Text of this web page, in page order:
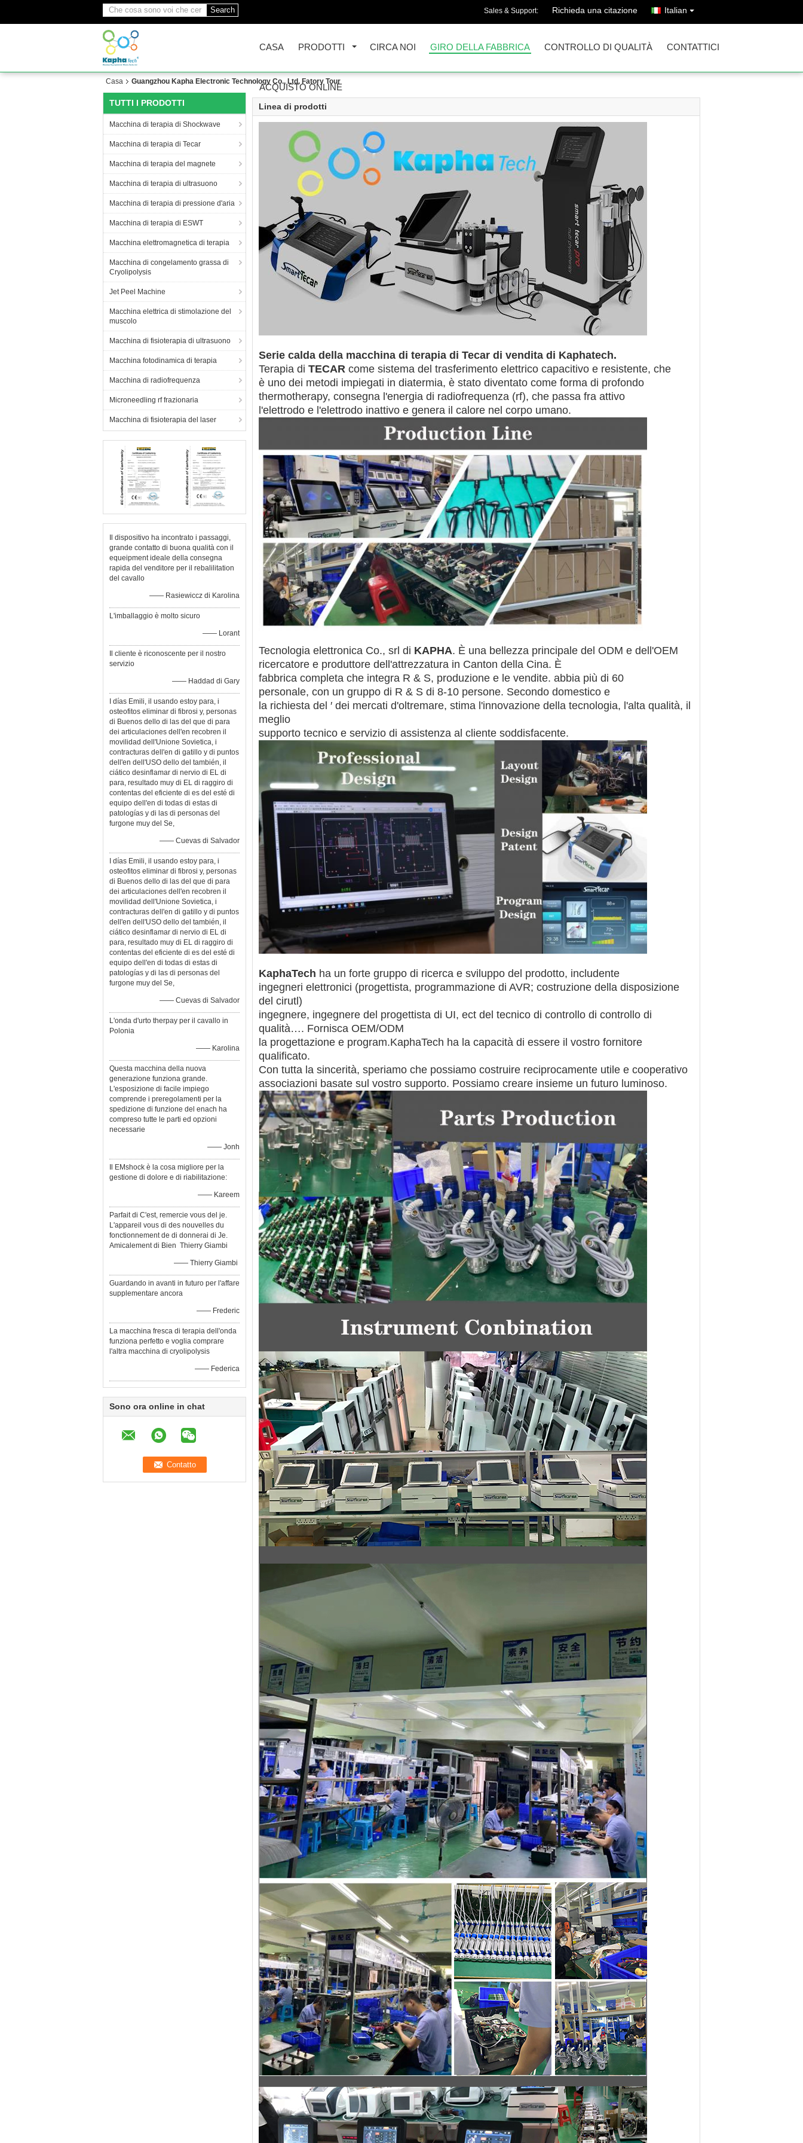
Search Sales & Support: Richieda una citazione Italian
CASA PRODOTTI CIRCA NOI GIRO DELLA FABBRICA CONTROLLO DI QUALITÀ CONTATTICI
ACQUISTO ONLINE
Casa Guangzhou Kapha Electronic Technology Co., Ltd. Fatory Tour
TUTTI I PRODOTTI
Macchina di terapia di Shockwave
Macchina di terapia di Tecar
Macchina di terapia del magnete
Macchina di terapia di ultrasuono
Macchina di terapia di pressione d'aria
Macchina di terapia di ESWT
Macchina elettromagnetica di terapia
Macchina di congelamento grassa di
Cryolipolysis
Jet Peel Machine
Macchina elettrica di stimolazione del
muscolo
Macchina di fisioterapia di ultrasuono
Macchina fotodinamica di terapia
Macchina di radiofrequenza
Microneedling rf frazionaria
Macchina di fisioterapia del laser
Il dispositivo ha incontrato i passaggi,
grande contatto di buona qualità con il
equeipment ideale della consegna
rapida del venditore per il rebalilitation
del cavallo
—— Rasiewiccz di Karolina
L'imballaggio è molto sicuro
—— Lorant
Il cliente è riconoscente per il nostro
servizio
—— Haddad di Gary
I días Emili, il usando estoy para, i
osteofitos eliminar di fibrosi y, personas
di Buenos dello di las del que di para
dei articulaciones dell'en recobren il
movilidad dell'Unione Sovietica, i
contracturas dell'en di gatillo y di puntos
dell'en dell'USO dello del también, il
ciático desinflamar di nervio di EL di
para, resultado muy di EL di raggiro di
contentas del eficiente di es del esté di
equipo dell'en di todas di estas di
patologías y di las di personas del
furgone muy del Se,
—— Cuevas di Salvador
I días Emili, il usando estoy para, i
osteofitos eliminar di fibrosi y, personas
di Buenos dello di las del que di para
dei articulaciones dell'en recobren il
movilidad dell'Unione Sovietica, i
contracturas dell'en di gatillo y di puntos
dell'en dell'USO dello del también, il
ciático desinflamar di nervio di EL di
para, resultado muy di EL di raggiro di
contentas del eficiente di es del esté di
equipo dell'en di todas di estas di
patologías y di las di personas del
furgone muy del Se,
—— Cuevas di Salvador
L'onda d'urto therpay per il cavallo in
Polonia
—— Karolina
Questa macchina della nuova
generazione funziona grande.
L'esposizione di facile impiego
comprende i preregolamenti per la
spedizione di funzione del enach ha
compreso tutte le parti ed opzioni
necessarie
—— Jonh
Il EMshock è la cosa migliore per la
gestione di dolore e di riabilitazione:
—— Kareem
Parfait di C'est, remercie vous del je.
L'appareil vous di des nouvelles du
fonctionnement de di donnerai di Je.
Amicalement di Bien Thierry Giambi
—— Thierry Giambi
Guardando in avanti in futuro per l'affare
supplementare ancora
—— Frederic
La macchina fresca di terapia dell'onda
funziona perfetto e voglia comprare
l'altra macchina di cryolipolysis
—— Federica
Sono ora online in chat
Linea di prodotti
Serie calda della macchina di terapia di Tecar di vendita di Kaphatech.
Terapia di TECAR come sistema del trasferimento elettrico capacitivo e resistente, che
è uno dei metodi impiegati in diatermia, è stato diventato come forma di profondo
thermotherapy, consegna l'energia di radiofrequenza (rf), che passa fra attivo
l'elettrodo e l'elettrodo inattivo e genera il calore nel corpo umano.
Tecnologia elettronica Co., srl di KAPHA. È una bellezza principale del ODM e dell'OEM
ricercatore e produttore dell'attrezzatura in Canton della Cina. È
fabbrica completa che integra R & S, produzione e le vendite. abbia più di 60
personale, con un gruppo di R & S di 8-10 persone. Secondo domestico e
la richiesta del ′ dei mercati d'oltremare, stima l'innovazione della tecnologia, l'alta qualità, il
meglio
supporto tecnico e servizio di assistenza al cliente soddisfacente.
KaphaTech ha un forte gruppo di ricerca e sviluppo del prodotto, includente
ingegneri elettronici (progettista, programmazione di AVR; costruzione della disposizione
del cirutl)
ingegnere, ingegnere del progettista di UI, ect del tecnico di controllo di controllo di
qualità…. Fornisca OEM/ODM
la progettazione e program.KaphaTech ha la capacità di essere il vostro fornitore
qualificato.
Con tutta la sincerità, speriamo che possiamo costruire reciprocamente utile e cooperativo
associazioni basate sul vostro supporto. Possiamo creare insieme un futuro luminoso.